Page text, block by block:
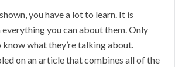
you have a lot to learn. It is
you can about them. Only
what they’re talking about.
on an article that combines all of the